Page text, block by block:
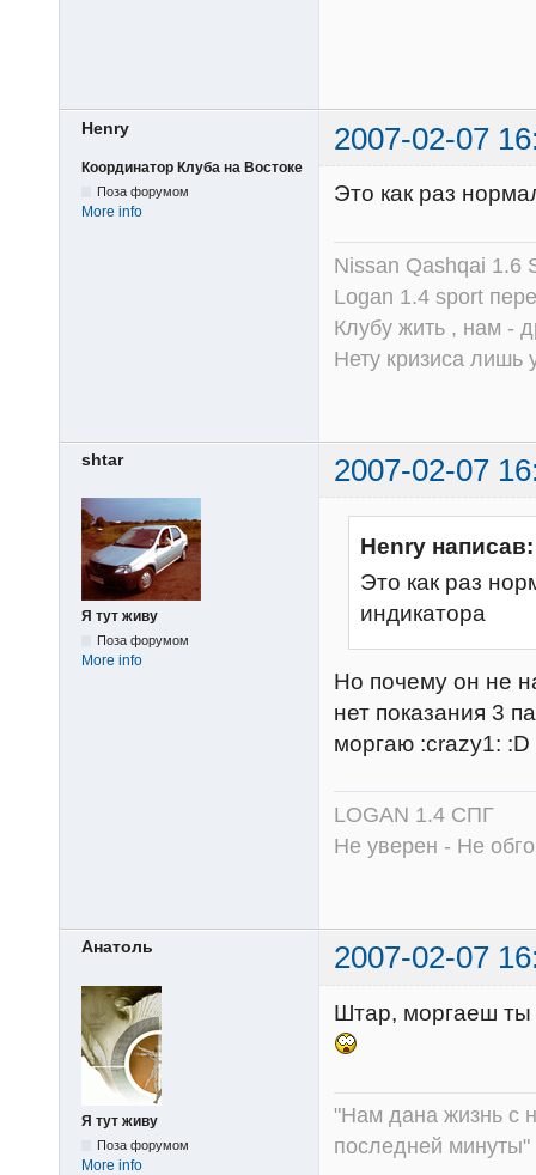
Henry 2007-02-07
Координатор Клуба на Востоке
Поза форумом
More info
Это как раз
Nissan Qashqai 1.6
Logan 1.4 sport
Клубу жить , нам -
Нету кризиса
shtar 2007-02-07
Я тут живу
Поза форумом
More info
Henry написав:
Это как раз
индикатора
Но почему он не
нет показания 3
моргаю :crazy1: :D
LOGAN 1.4 СПГ
Не уверен - Не
Анатоль 2007-02-07
Я тут живу
Поза форумом
More info
Штар, моргаеш ты
"Нам дана жизнь с
последней минуты"